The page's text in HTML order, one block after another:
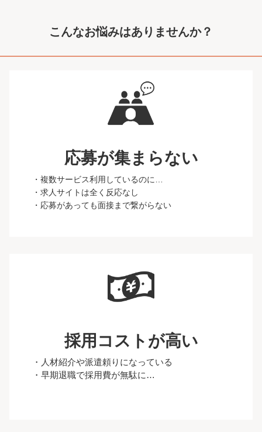
こんなお悩みはありませんか？
応募が集まらない
・複数サービス利用しているのに…
・求人サイトは全く反応なし
・応募があっても面接まで繋がらない
採用コストが高い
・人材紹介や派遣頼りになっている
・早期退職で採用費が無駄に…